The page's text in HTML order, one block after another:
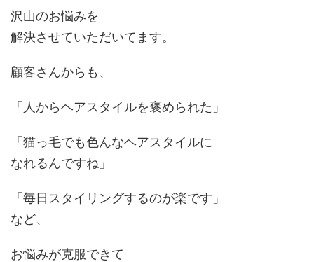
沢山のお悩みを
解決させていただいてます。
顧客さんからも、
「人からヘアスタイルを褒められた」
「猫っ毛でも色んなヘアスタイルに
なれるんですね」
「毎日スタイリングするのが楽です」
など、
お悩みが克服できて